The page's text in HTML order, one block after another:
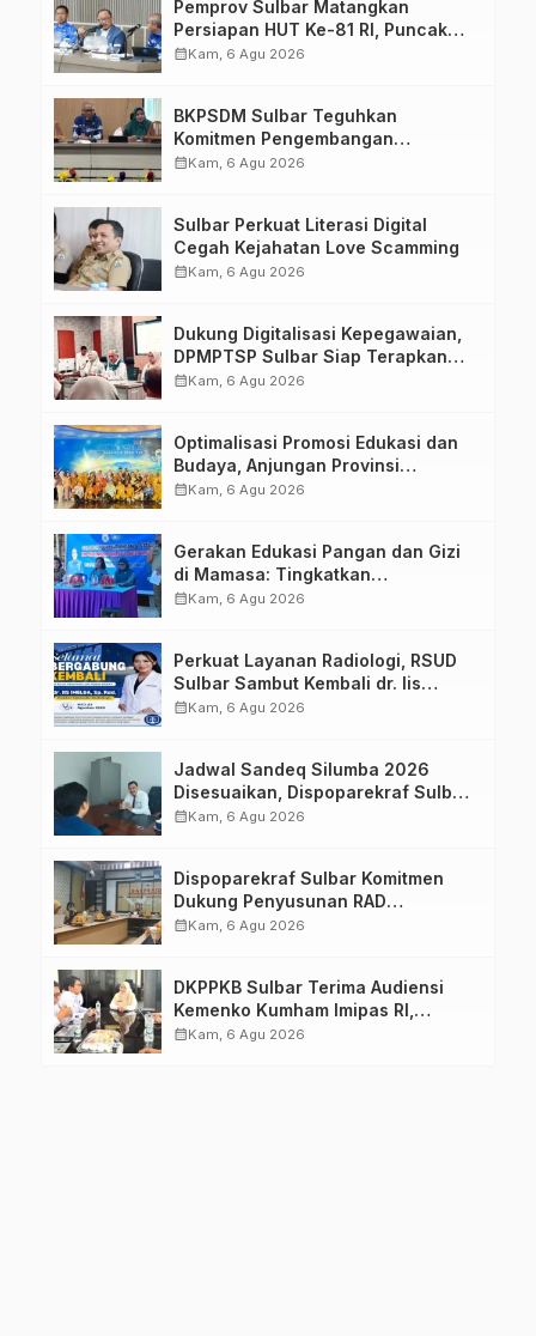
Pemprov Sulbar Matangkan
Persiapan HUT Ke-81 RI, Puncak
Upacara di Lapangan Ahmad
calendar_monthKam, 6 Agu 2026
BKPSDM Sulbar Teguhkan
Komitmen Pengembangan
Kompetensi ASN melalui
calendar_monthKam, 6 Agu 2026
Sulbar Perkuat Literasi Digital
Cegah Kejahatan Love Scamming
calendar_monthKam, 6 Agu 2026
Dukung Digitalisasi Kepegawaian,
DPMPTSP Sulbar Siap Terapkan
Aplikasi FLEKSI ASN
calendar_monthKam, 6 Agu 2026
Optimalisasi Promosi Edukasi dan
Budaya, Anjungan Provinsi
Sulawesi Barat Perkuat Kolaborasi
calendar_monthKam, 6 Agu 2026
Gerakan Edukasi Pangan dan Gizi
di Mamasa: Tingkatkan
Pengetahuan dan Keterampilan
calendar_monthKam, 6 Agu 2026
Perkuat Layanan Radiologi, RSUD
Sulbar Sambut Kembali dr. Iis
Imelda, Sp.Rad
calendar_monthKam, 6 Agu 2026
Jadwal Sandeq Silumba 2026
Disesuaikan, Dispoparekraf Sulbar
Pastikan Persiapan Tetap
calendar_monthKam, 6 Agu 2026
Dispoparekraf Sulbar Komitmen
Dukung Penyusunan RAD
TPB/SDGs Sulawesi Barat
calendar_monthKam, 6 Agu 2026
DKPPKB Sulbar Terima Audiensi
Kemenko Kumham Imipas RI,
Perkuat Pelayanan Kesehatan bagi
calendar_monthKam, 6 Agu 2026